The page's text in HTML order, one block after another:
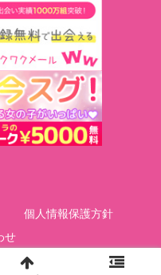
個人情報保護方針
せ
Rights Reserved.